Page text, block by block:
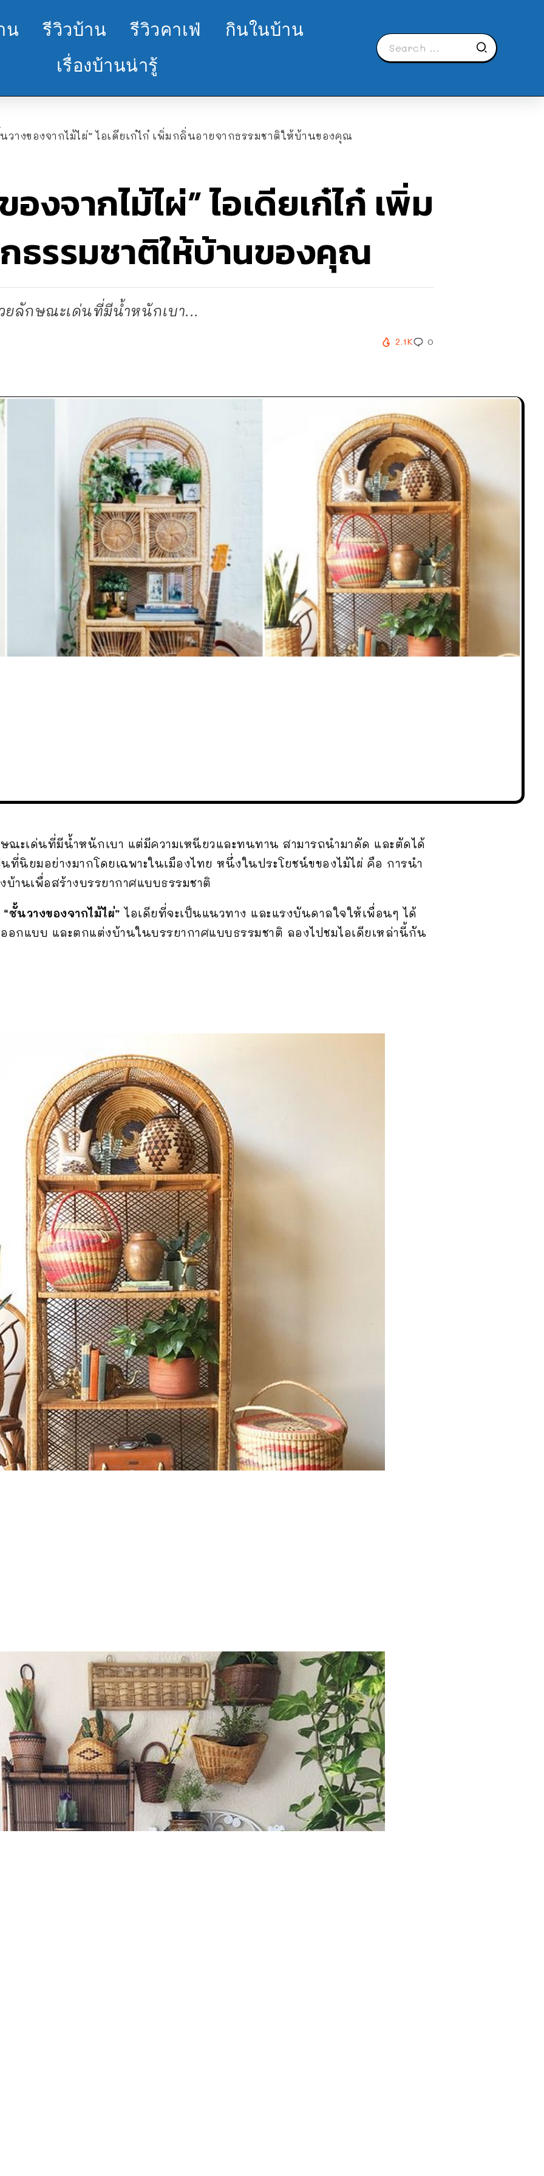
น รีวิวบ้าน รีวิวคาเฟ่
กินในบ้าน
เรื่องบ้านน่ารู้
วางของจากไม้ไผ่” ไอเดียเก๋ไก๋ เพิ่มกลิ่นอายจากธรรมชาติให้บ้านของคุณ
งจากไม้ไผ่” ไอเดียเก๋ไก๋ เพิ่ม
ธรรมชาติให้บ้านของคุณ
ยลักษณะเด่นที่มีน้ำหนักเบา...
2.1K 0
ณะเด่นที่มีน้ำหนักเบา แต่มีความเหนียวและทนทาน สามารถนำมาดัด และตัดได้
ที่นิยมอย่างมากโดยเฉพาะในเมืองไทย หนึ่งในประโยชน์ขของไม้ไผ่ คือ การนำ
านเพื่อสร้างบรรยากาศแบบธรรมชาติ
“ชั้นวางของจากไม้ไผ่” ไอเดียที่จะเป็นแนวทาง และแรงบันดาลใจให้เพื่อนๆ ได้
ออกแบบ และตกแต่งบ้านในบรรยากาศแบบธรรมชาติ ลองไปชมไอเดียเหล่านี้กัน